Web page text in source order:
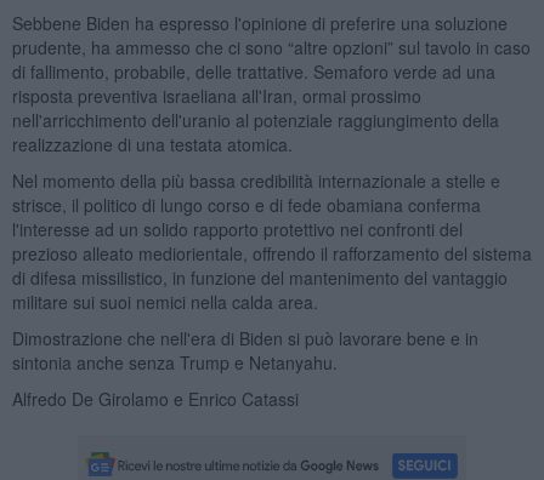
Sebbene Biden ha espresso l'opinione di preferire una soluzione
prudente, ha ammesso che ci sono “altre opzioni” sul tavolo in caso
di fallimento, probabile, delle trattative. Semaforo verde ad una
risposta preventiva israeliana all'Iran, ormai prossimo
nell'arricchimento dell'uranio al potenziale raggiungimento della
realizzazione di una testata atomica.
Nel momento della più bassa credibilità internazionale a stelle e
strisce, il politico di lungo corso e di fede obamiana conferma
l'interesse ad un solido rapporto protettivo nei confronti del
prezioso alleato mediorientale, offrendo il rafforzamento del sistema
di difesa missilistico, in funzione del mantenimento del vantaggio
militare sui suoi nemici nella calda area.
Dimostrazione che nell'era di Biden si può lavorare bene e in
sintonia anche senza Trump e Netanyahu.
Alfredo De Girolamo e Enrico Catassi